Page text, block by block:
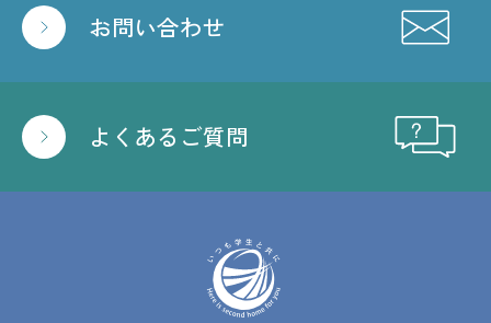
お問い合わせ
よくあるご質問